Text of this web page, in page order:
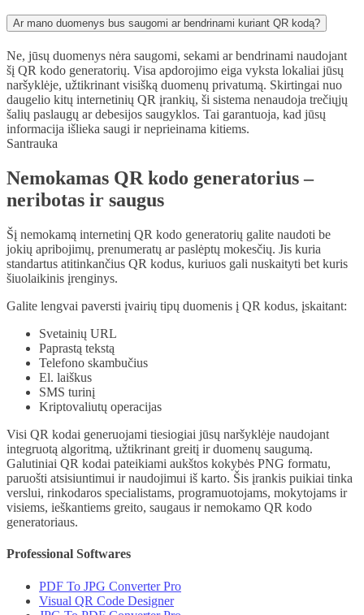
Ar mano duomenys bus saugomi ar bendrinami kuriant QR kodą?
Ne, jūsų duomenys nėra saugomi, sekami ar bendrinami naudojant
šį QR kodo generatorių. Visa apdorojimo eiga vyksta lokaliai jūsų
naršyklėje, užtikrinant visišką duomenų privatumą. Skirtingai nuo
daugelio kitų internetinių QR įrankių, ši sistema nenaudoja trečiųjų
šalių paslaugų ar debesijos saugyklos. Tai garantuoja, kad jūsų
informacija išlieka saugi ir neprieinama kitiems.
Santrauka
Nemokamas QR kodo generatorius –
neribotas ir saugus
Šį nemokamą internetinį QR kodo generatorių galite naudoti be
jokių apribojimų, prenumeratų ar paslėptų mokesčių. Jis kuria
standartus atitinkančius QR kodus, kuriuos gali nuskaityti bet kuris
šiuolaikinis įrenginys.
Galite lengvai paversti įvairių tipų duomenis į QR kodus, įskaitant:
Svetainių URL
Paprastą tekstą
Telefono skambučius
El. laiškus
SMS turinį
Kriptovaliutų operacijas
Visi QR kodai generuojami tiesiogiai jūsų naršyklėje naudojant
integruotą algoritmą, užtikrinant greitį ir duomenų saugumą.
Galutiniai QR kodai pateikiami aukštos kokybės PNG formatu,
paruošti atsisiuntimui ir naudojimui iš karto. Šis įrankis puikiai tinka
verslui, rinkodaros specialistams, programuotojams, mokytojams ir
visiems, ieškantiems greito, saugaus ir nemokamo QR kodo
generatoriaus.
Professional Softwares
PDF To JPG Converter Pro
Visual QR Code Designer